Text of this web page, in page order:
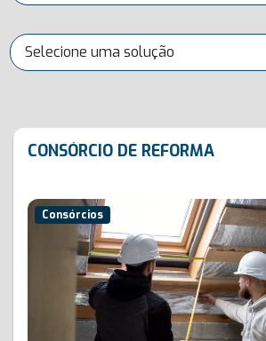
CONSÓRCIO DE REFORMA
Consórcios